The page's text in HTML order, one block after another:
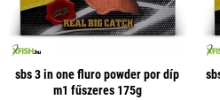
sbs 3 in one fluro powder por díp
m1 fűszeres 175g